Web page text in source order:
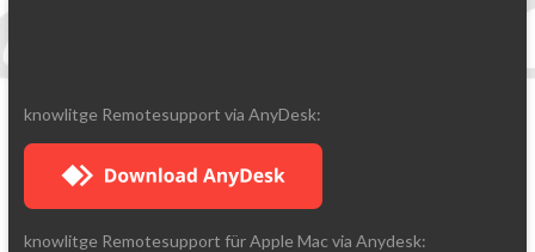
knowlitge Remotesupport via AnyDesk:
knowlitge Remotesupport für Apple Mac via Anydesk: